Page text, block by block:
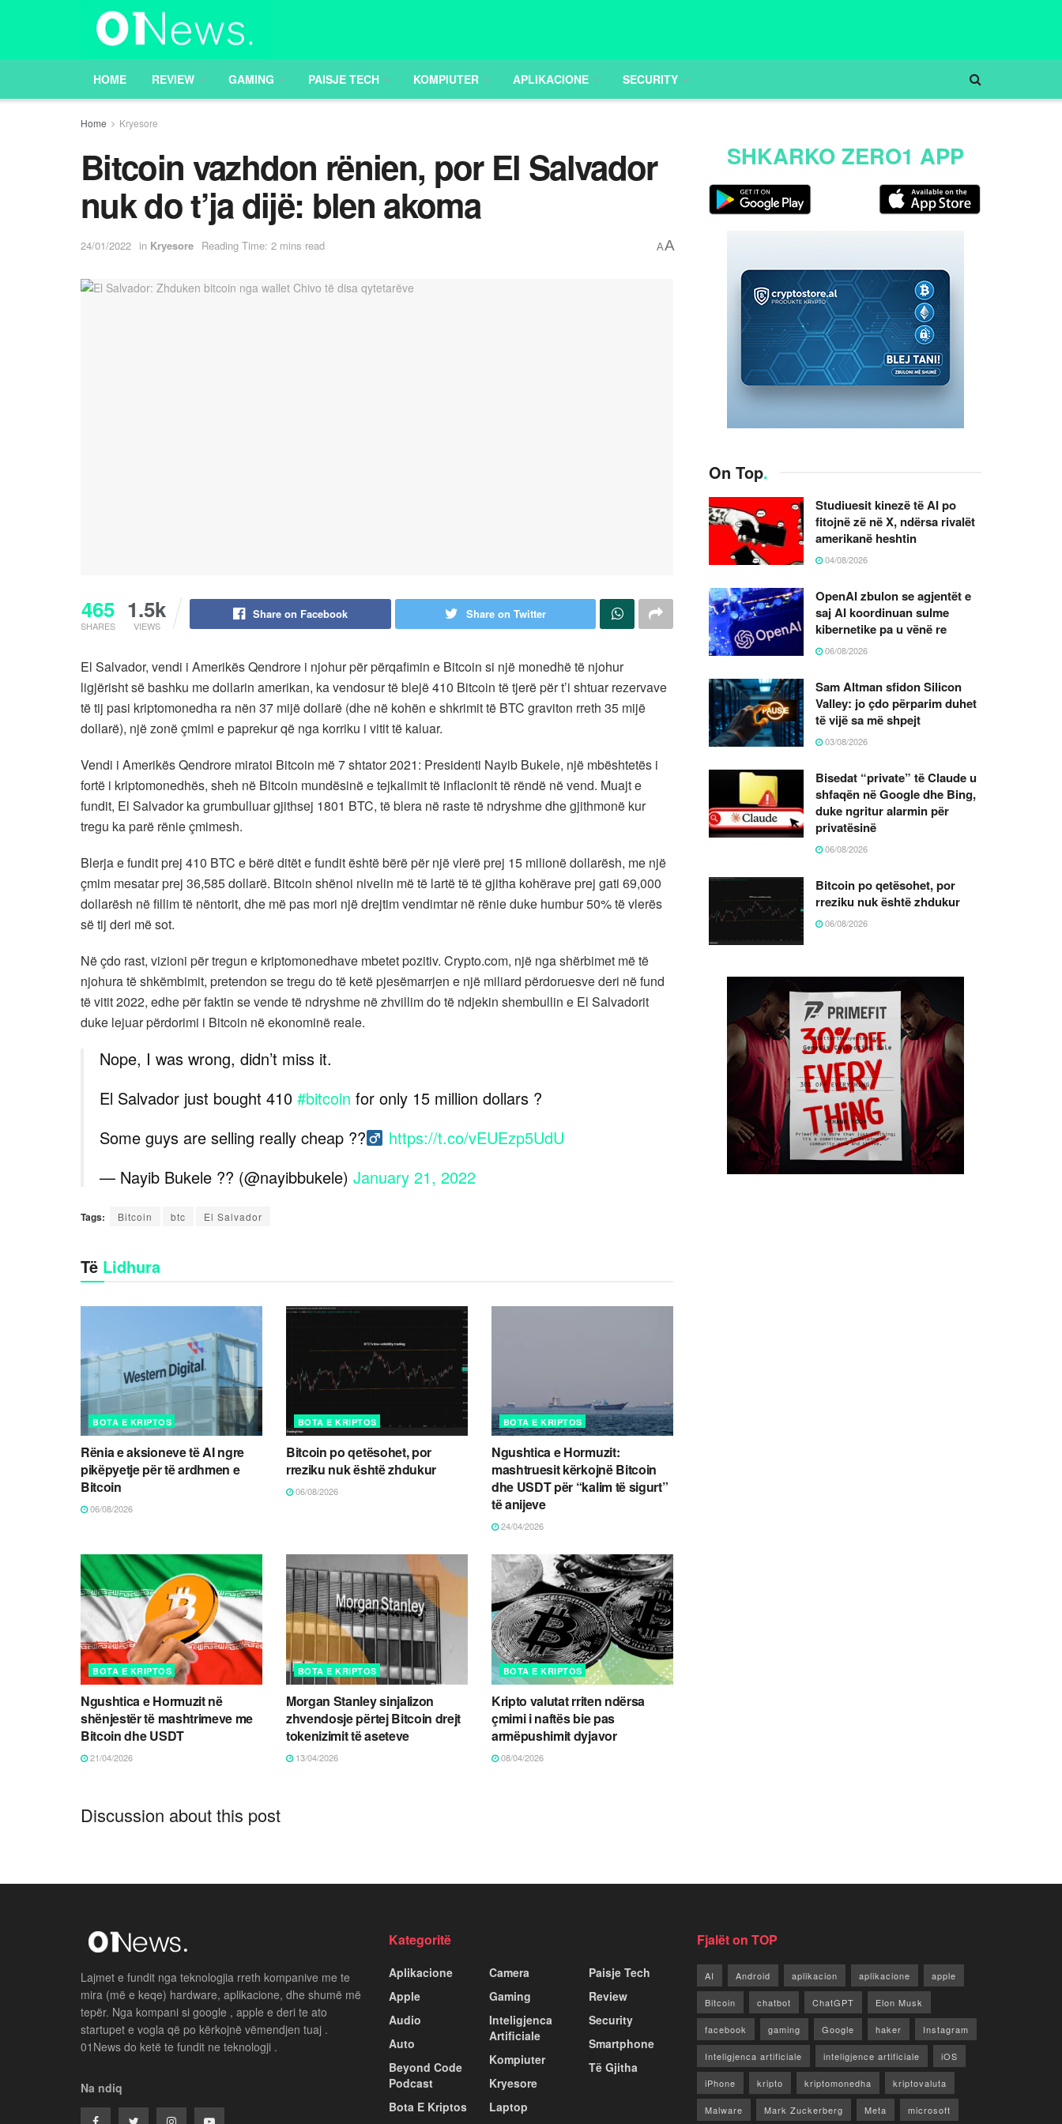
HOME REVIEW GAMING PAISJE TECH KOMPIUTER APLIKACIONE SECURITY
Home Kryesore
Bitcoin vazhdon rënien, por El Salvador
nuk do t’ja dijë: blen akoma
24/01/2022 in Kryesore Reading Time: 2 mins read AA
465
SHARES
1.5k
VIEWS
Share on Facebook Share on Twitter
El Salvador, vendi i Amerikës Qendrore i njohur për përqafimin e Bitcoin si një monedhë të njohur
ligjërisht së bashku me dollarin amerikan, ka vendosur të blejë 410 Bitcoin të tjerë për t’i shtuar rezervave
të tij pasi kriptomonedha ra nën 37 mijë dollarë (dhe në kohën e shkrimit të BTC graviton rreth 35 mijë
dollarë), një zonë çmimi e paprekur që nga korriku i vitit të kaluar.
Vendi i Amerikës Qendrore miratoi Bitcoin më 7 shtator 2021: Presidenti Nayib Bukele, një mbështetës i
fortë i kriptomonedhës, sheh në Bitcoin mundësinë e tejkalimit të inflacionit të rëndë në vend. Muajt ​​e
fundit, El Salvador ka grumbulluar gjithsej 1801 BTC, të blera në raste të ndryshme dhe gjithmonë kur
tregu ka parë rënie çmimesh.
Blerja e fundit prej 410 BTC e bërë ditët e fundit është bërë për një vlerë prej 15 milionë dollarësh, me një
çmim mesatar prej 36,585 dollarë. Bitcoin shënoi nivelin më të lartë të të gjitha kohërave prej gati 69,000
dollarësh në fillim të nëntorit, dhe më pas mori një drejtim vendimtar në rënie duke humbur 50% të vlerës
së tij deri më sot.
Në çdo rast, vizioni për tregun e kriptomonedhave mbetet pozitiv. Crypto.com, një nga shërbimet më të
njohura të shkëmbimit, pretendon se tregu do të ketë pjesëmarrjen e një miliard përdoruesve deri në fund
të vitit 2022, edhe për faktin se vende të ndryshme në zhvillim do të ndjekin shembullin e El Salvadorit
duke lejuar përdorimi i Bitcoin në ekonominë reale.
Nope, I was wrong, didn’t miss it.
El Salvador just bought 410 #bitcoin for only 15 million dollars ?
Some guys are selling really cheap ??‍
https://t.co/vEUEzp5UdU
— Nayib Bukele ?? (@nayibbukele) January 21, 2022
Tags: Bitcoin btc El Salvador
Të Lidhura
BOTA E KRIPTOS
Rënia e aksioneve të AI ngre
pikëpyetje për të ardhmen e
Bitcoin
06/08/2026
BOTA E KRIPTOS
Bitcoin po qetësohet, por
rreziku nuk është zhdukur
06/08/2026
BOTA E KRIPTOS
Ngushtica e Hormuzit:
mashtruesit kërkojnë Bitcoin
dhe USDT për “kalim të sigurt”
të anijeve
24/04/2026
BOTA E KRIPTOS
Ngushtica e Hormuzit në
shënjestër të mashtrimeve me
Bitcoin dhe USDT
21/04/2026
BOTA E KRIPTOS
Morgan Stanley sinjalizon
zhvendosje përtej Bitcoin drejt
tokenizimit të aseteve
13/04/2026
BOTA E KRIPTOS
Kripto valutat rriten ndërsa
çmimi i naftës bie pas
armëpushimit dyjavor
08/04/2026
Discussion about this post
SHKARKO ZERO1 APP
On Top.
Studiuesit kinezë të AI po
fitojnë zë në X, ndërsa rivalët
amerikanë heshtin
04/08/2026
OpenAI zbulon se agjentët e
saj AI koordinuan sulme
kibernetike pa u vënë re
06/08/2026
Sam Altman sfidon Silicon
Valley: jo çdo përparim duhet
të vijë sa më shpejt
03/08/2026
Bisedat “private” të Claude u
shfaqën në Google dhe Bing,
duke ngritur alarmin për
privatësinë
06/08/2026
Bitcoin po qetësohet, por
rreziku nuk është zhdukur
06/08/2026
Lajmet e fundit nga teknologjia rreth kompanive me te
mira (më e keqe) hardware, aplikacione, dhe shumë më
tepër. Nga kompani si google , apple e deri te ato
startupet e vogla që po kërkojnë vëmendjen tuaj .
01News do ketë te fundit ne teknologji .
Na ndiq
Kategoritë
Aplikacione
Apple
Audio
Auto
Beyond Code
Podcast
Bota E Kriptos
Camera
Gaming
Inteligjenca
Artificiale
Kompiuter
Kryesore
Laptop
Paisje Tech
Review
Security
Smartphone
Të Gjitha
Fjalët on TOP
AI Android aplikacion aplikacione apple
Bitcoin chatbot ChatGPT Elon Musk
facebook gaming Google haker Instagram
Inteligjenca artificiale inteligjence artificiale iOS
iPhone kripto kriptomonedha kriptovaluta
Malware Mark Zuckerberg Meta microsoft